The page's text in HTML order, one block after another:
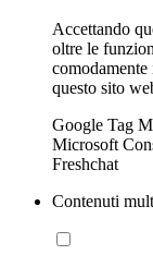
Accettando
oltre le
questo sito
Google Tag
Microsoft
Freshchat
Contenuti